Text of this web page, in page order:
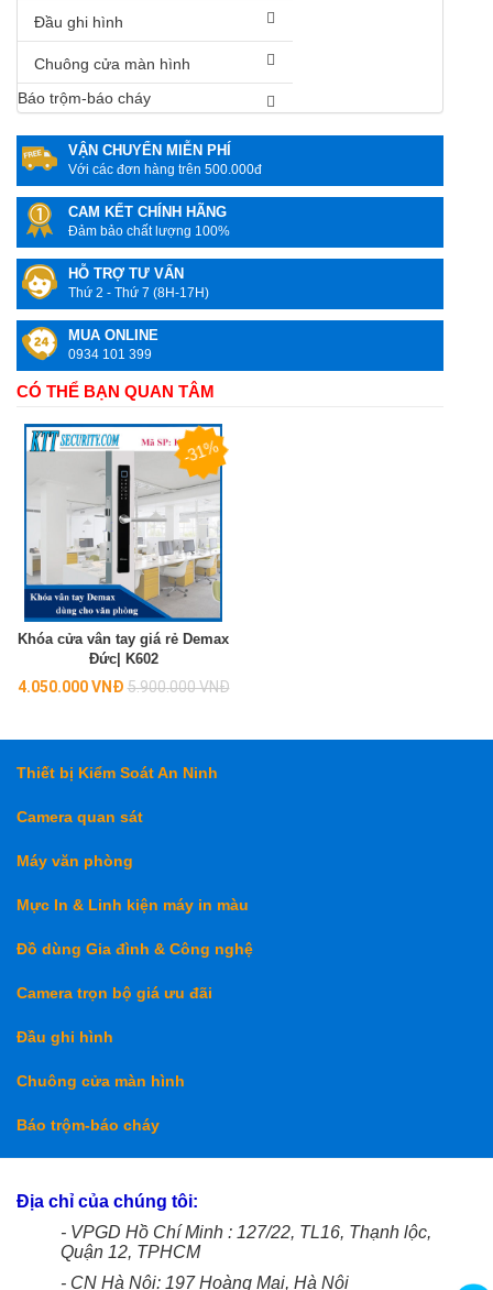
Đầu ghi hình
Chuông cửa màn hình
Báo trộm-báo cháy
VẬN CHUYỂN MIỄN PHÍ
Với các đơn hàng trên 500.000đ
CAM KẾT CHÍNH HÃNG
Đảm bảo chất lượng 100%
HỖ TRỢ TƯ VẤN
Thứ 2 - Thứ 7 (8H-17H)
MUA ONLINE
0934 101 399
CÓ THỂ BẠN QUAN TÂM
-31%
Khóa cửa vân tay giá rẻ Demax
Đức| K602
4.050.000 VNĐRegular
5.900.000 VNĐ
Thiết bị Kiểm Soát An Ninh
Camera quan sát
Máy văn phòng
Mực In & Linh kiện máy in màu
Đồ dùng Gia đình & Công nghệ
Camera trọn bộ giá ưu đãi
Đầu ghi hình
Chuông cửa màn hình
Báo trộm-báo cháy
Địa chỉ của chúng tôi:
- VPGD Hồ Chí Minh : 127/22, TL16, Thạnh lộc,
Quận 12, TPHCM
- CN Hà Nội: 197 Hoàng Mai, Hà Nội